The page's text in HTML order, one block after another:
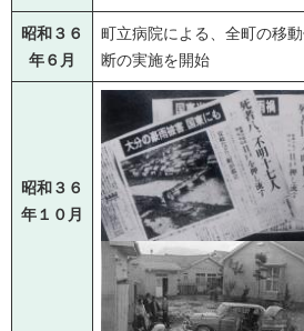
昭和３６
年６月
町立病院による、全町の移
断の実施を開始
昭和３６
年１０月